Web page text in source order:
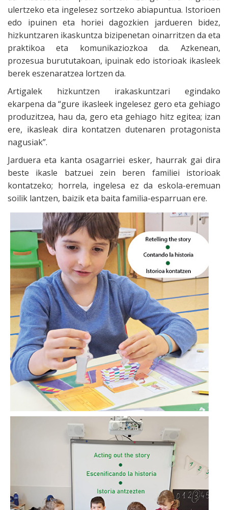
ulertzeko eta ingelesez sortzeko abiapuntua. Istorioen
edo ipuinen eta horiei dagozkien jardueren bidez,
hizkuntzaren ikaskuntza bizipenetan oinarritzen da eta
praktikoa eta komunikaziozkoa da. Azkenean,
prozesua burututakoan, ipuinak edo istorioak ikasleek
berek eszenaratzea lortzen da.
Artigalek hizkuntzen irakaskuntzari egindako
ekarpena da “gure ikasleek ingelesez gero eta gehiago
produzitzea, hau da, gero eta gehiago hitz egitea; izan
ere, ikasleak dira kontatzen dutenaren protagonista
nagusiak”.
Jarduera eta kanta osagarriei esker, haurrak gai dira
beste ikasle batzuei zein beren familiei istorioak
kontatzeko; horrela, ingelesa ez da eskola-eremuan
soilik lantzen, baizik eta baita familia-esparruan ere.